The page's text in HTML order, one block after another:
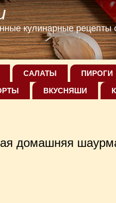
кулинарные рецепты
САЛАТЫ ПИРОГИ
ВКУСНЯШИ
домашняя